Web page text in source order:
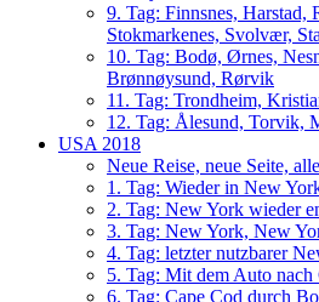
9. Tag: Finnsnes, Harstad,
Stokmarkenes, Svolvær,
10. Tag: Bodø, Ørnes,
Brønnøysund, Rørvik
11. Tag: Trondheim,
12. Tag: Ålesund, Torvik,
USA 2018
Neue Reise, neue Seite,
1. Tag: Wieder in New
2. Tag: New York wieder
3. Tag: New York, New
4. Tag: letzter nutzbarer
5. Tag: Mit dem Auto nach
6. Tag: Cape Cod durch